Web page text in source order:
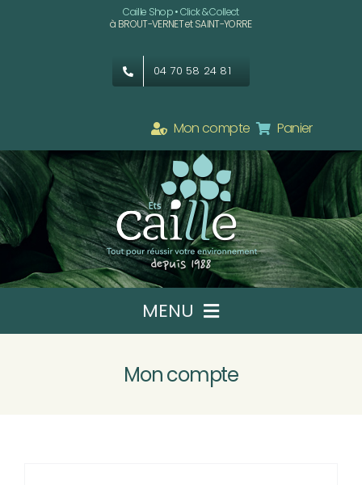
Caille Shop • Click & Collect
à BROUT-VERNET et SAINT-YORRE
04 70 58 24 81
Mon compte Panier
MENU
Mon compte